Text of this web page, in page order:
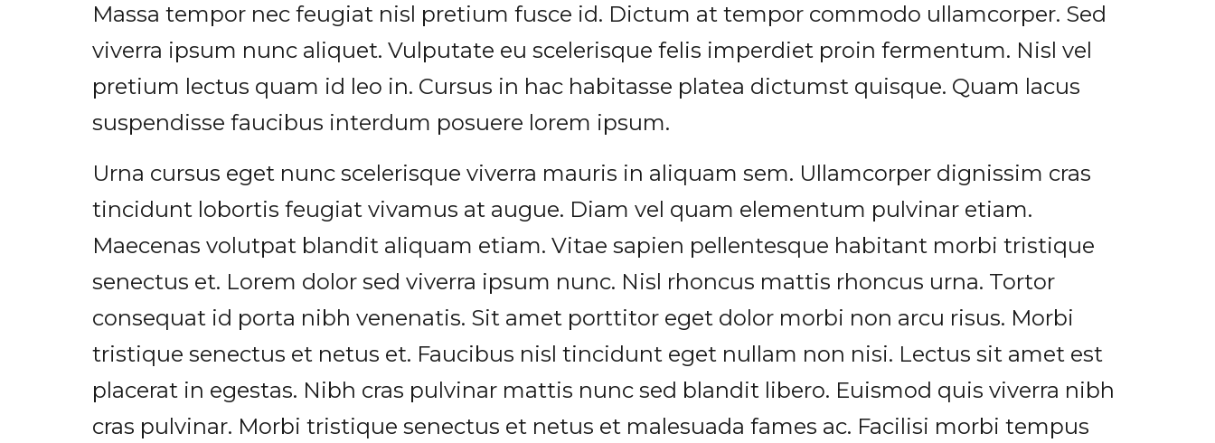
Massa tempor nec feugiat nisl pretium fusce id. Dictum at tempor commodo ullamcorper. Sed
viverra ipsum nunc aliquet. Vulputate eu scelerisque felis imperdiet proin fermentum. Nisl vel
pretium lectus quam id leo in. Cursus in hac habitasse platea dictumst quisque. Quam lacus
suspendisse faucibus interdum posuere lorem ipsum.
Urna cursus eget nunc scelerisque viverra mauris in aliquam sem. Ullamcorper dignissim cras
tincidunt lobortis feugiat vivamus at augue. Diam vel quam elementum pulvinar etiam.
Maecenas volutpat blandit aliquam etiam. Vitae sapien pellentesque habitant morbi tristique
senectus et. Lorem dolor sed viverra ipsum nunc. Nisl rhoncus mattis rhoncus urna. Tortor
consequat id porta nibh venenatis. Sit amet porttitor eget dolor morbi non arcu risus. Morbi
tristique senectus et netus et. Faucibus nisl tincidunt eget nullam non nisi. Lectus sit amet est
placerat in egestas. Nibh cras pulvinar mattis nunc sed blandit libero. Euismod quis viverra nibh
cras pulvinar. Morbi tristique senectus et netus et malesuada fames ac. Facilisi morbi tempus